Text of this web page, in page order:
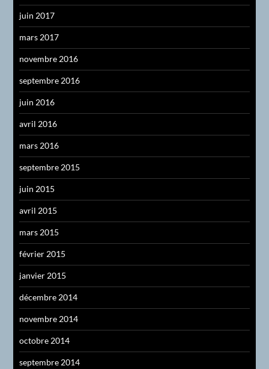
juin 2017
mars 2017
novembre 2016
septembre 2016
juin 2016
avril 2016
mars 2016
septembre 2015
juin 2015
avril 2015
mars 2015
février 2015
janvier 2015
décembre 2014
novembre 2014
octobre 2014
septembre 2014